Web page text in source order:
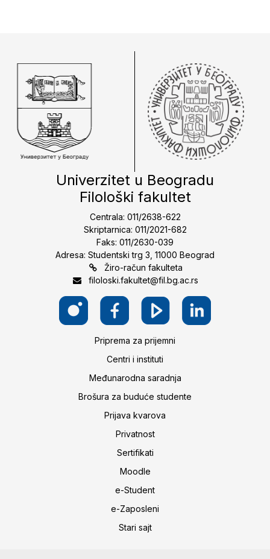
Univerzitet u Beogradu
Filološki fakultet
Centrala: 011/2638-622
Skriptarnica: 011/2021-682
Faks: 011/2630-039
Adresa: Studentski trg 3, 11000 Beograd
Žiro-račun fakulteta
filoloski.fakultet@fil.bg.ac.rs
Priprema za prijemni
Centri i instituti
Međunarodna saradnja
Brošura za buduće studente
Prijava kvarova
Privatnost
Sertifikati
Moodle
e-Student
e-Zaposleni
Stari sajt